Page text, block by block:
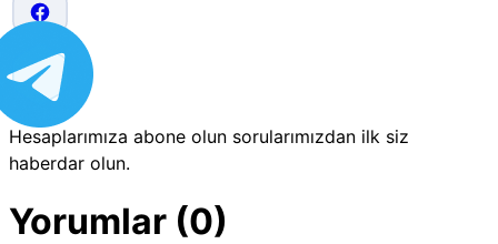
Hesaplarımıza abone olun sorularımızdan ilk siz
haberdar olun.
Yorumlar (0)